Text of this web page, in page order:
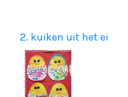
2. kuiken uit het ei